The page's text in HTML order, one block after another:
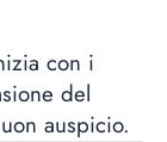
con i
del
auspicio.